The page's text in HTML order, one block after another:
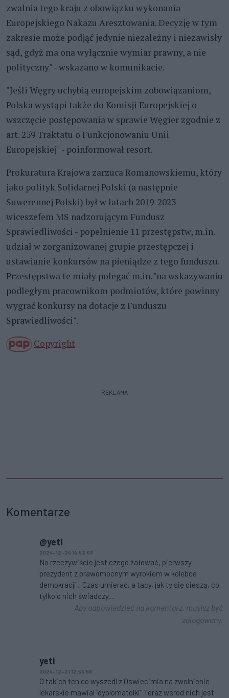
zwalnia tego kraju z obowiązku wykonania
Europejskiego Nakazu Aresztowania. Decyzję w tym
zakresie może podjąć jedynie niezależny i niezawisły
sąd, gdyż ma ona wyłącznie wymiar prawny, a nie
polityczny" - wskazano w komunikacie.
"Jeśli Węgry uchybią europejskim zobowiązaniom,
Polska wystąpi także do Komisji Europejskiej o
wszczęcie postępowania w sprawie Węgier zgodnie z
art. 259 Traktatu o Funkcjonowaniu Unii
Europejskiej" - poinformował resort.
Prokuratura Krajowa zarzuca Romanowskiemu, który
jako polityk Solidarnej Polski (a następnie
Suwerennej Polski) był w latach 2019-2023
wiceszefem MS nadzorującym Fundusz
Sprawiedliwości - popełnienie 11 przestępstw, m.in.
udział w zorganizowanej grupie przestępczej i
ustawianie konkursów na pieniądze z tego funduszu.
Przestępstwa te miały polegać m.in. "na wskazywaniu
podległym pracownikom podmiotów, które powinny
wygrać konkursy na dotacje z Funduszu
Sprawiedliwości".
Copyright
REKLAMA
Komentarze
@yeti
2024-12-24 14:52:03
No rzeczywiście jest czego żałować, pierwszy
prezydent z prawomocnym wyrokiem w kolebce
demokracji... Czas umierać, a tacy, jak ty się cieszą, co
tylko o nich świadczy....
Aby odpowiedzieć na komentarz, musisz być
zalogowany.
yeti
2024-12-21 12:55:50
O takich ten co wyszedl z Oswiecimia na zwolnienie
lekarskie mawial ''dyplomatolki'' Teraz wsrod nich jest